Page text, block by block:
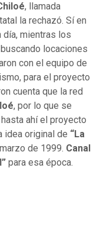
, llamada
la rechazó. Sí en
día, mientras los
buscando locaciones
con el equipo de
para el proyecto
cuenta que la red
, por lo que se
ahí el proyecto
idea original de “La
de 1999. Canal
para esa época.